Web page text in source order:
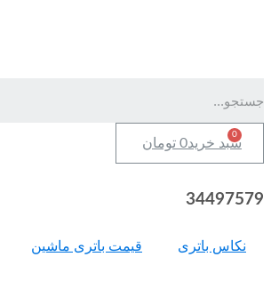
0 تومان سبد خرید
34497579
نکاس باتری قیمت باتری ماشین